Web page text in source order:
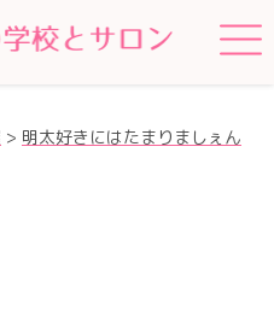
> 明太好きにはたまりましぇん